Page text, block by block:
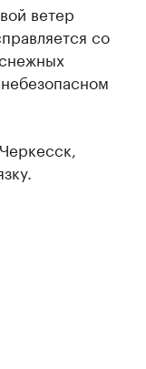
ветер
со